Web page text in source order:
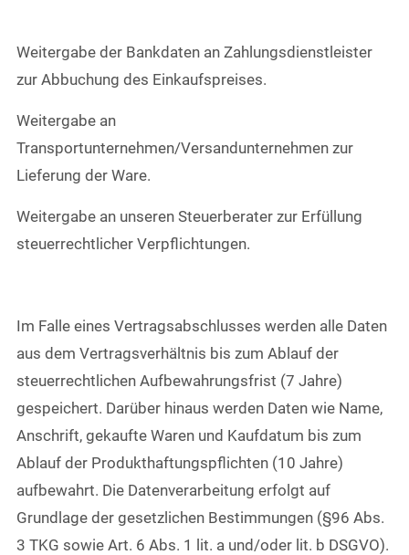
Weitergabe der Bankdaten an Zahlungsdienstleister
zur Abbuchung des Einkaufspreises.
Weitergabe an
Transportunternehmen/Versandunternehmen zur
Lieferung der Ware.
Weitergabe an unseren Steuerberater zur Erfüllung
steuerrechtlicher Verpflichtungen.
Im Falle eines Vertragsabschlusses werden alle Daten
aus dem Vertragsverhältnis bis zum Ablauf der
steuerrechtlichen Aufbewahrungsfrist (7 Jahre)
gespeichert. Darüber hinaus werden Daten wie Name,
Anschrift, gekaufte Waren und Kaufdatum bis zum
Ablauf der Produkthaftungspflichten (10 Jahre)
aufbewahrt. Die Datenverarbeitung erfolgt auf
Grundlage der gesetzlichen Bestimmungen (§96 Abs.
3 TKG sowie Art. 6 Abs. 1 lit. a und/oder lit. b DSGVO).